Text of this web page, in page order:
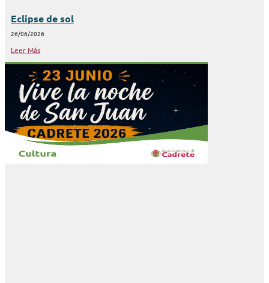
Eclipse de sol
26/06/2026
Leer Más